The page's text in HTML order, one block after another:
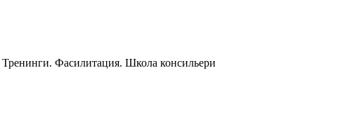
Фасилитация. Школа консильери